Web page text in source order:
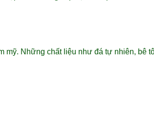
mỹ. Những chất liệu như đá tự nhiên, bê